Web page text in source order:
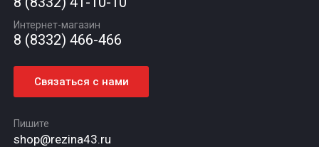
Контакты
Интернет-магазин
8 (8332) 466-466
Связаться с нами
Пишите
shop@rezina43.ru